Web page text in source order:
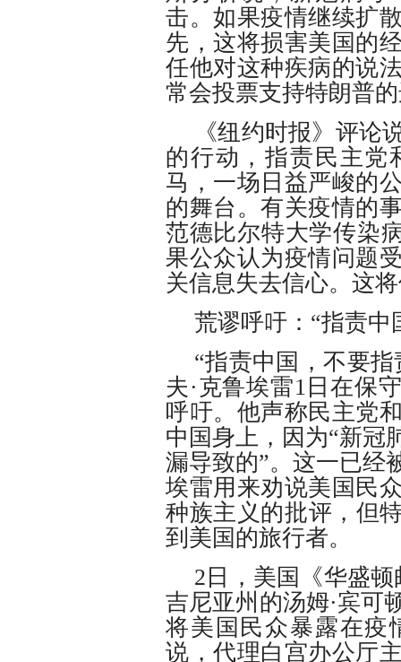
击。如果疫情继续扩
先，这将损害美国的
任他对这种疾病的说
常会投票支持特朗普
《纽约时报》评论
的行动，指责民主党
马，一场日益严峻的
的舞台。有关疫情的
范德比尔特大学传染
果公众认为疫情问题
关信息失去信心。这
荒谬呼吁：“指责中
“指责中国，不要
夫·克鲁埃雷1日在保
呼吁。他声称民主党
中国身上，因为“新冠
漏导致的”。这一已经
埃雷用来劝说美国民
种族主义的批评，但
到美国的旅行者。
2日，美国《华盛
吉尼亚州的汤姆·宾可
将美国民众暴露在疫
说，代理白宫办公厅